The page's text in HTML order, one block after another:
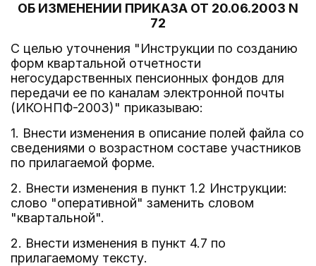
ОБ ИЗМЕНЕНИИ ПРИКАЗА ОТ 20.06.2003 N
72
С целью уточнения "Инструкции по созданию
форм квартальной отчетности
негосударственных пенсионных фондов для
передачи ее по каналам электронной почты
(ИКОНПФ-2003)" приказываю:
1. Внести изменения в описание полей файла со
сведениями о возрастном составе участников
по прилагаемой форме.
2. Внести изменения в пункт 1.2 Инструкции:
слово "оперативной" заменить словом
"квартальной".
2. Внести изменения в пункт 4.7 по
прилагаемому тексту.